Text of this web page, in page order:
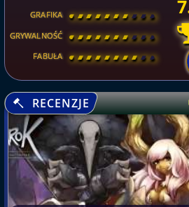
GRAFIKA [ \ \ \ \ \ \ \ \ ]
GRYWALNOŚĆ [ \ \ \ \ \ \ \ \ ]
FABUŁA [ \ \ \ \ \ \ \ \ ]
RECENZJE